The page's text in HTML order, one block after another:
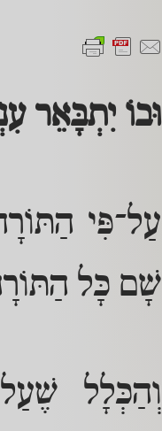
וּבוֹ יִתְבָּאֵר
עַל־פִּי
שָׁם כָּל
וְהַכְּלָל